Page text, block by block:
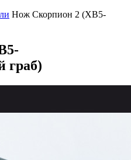
Нож Скорпион 2 (ХВ5-